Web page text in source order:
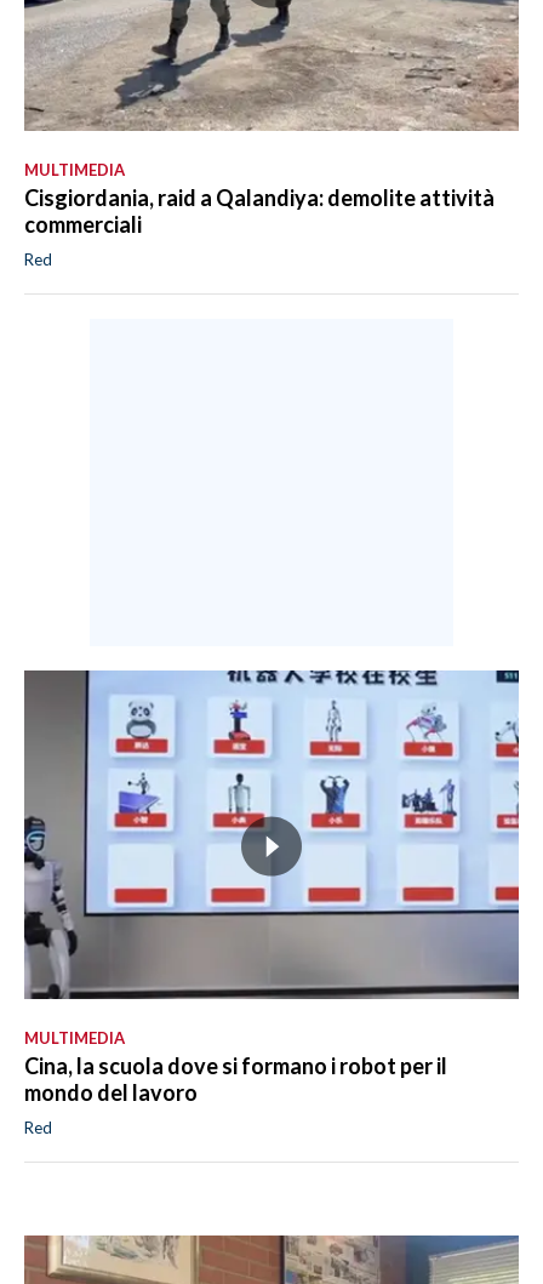
MULTIMEDIA
Cisgiordania, raid a Qalandiya: demolite attività
commerciali
Red
MULTIMEDIA
Cina, la scuola dove si formano i robot per il
mondo del lavoro
Red